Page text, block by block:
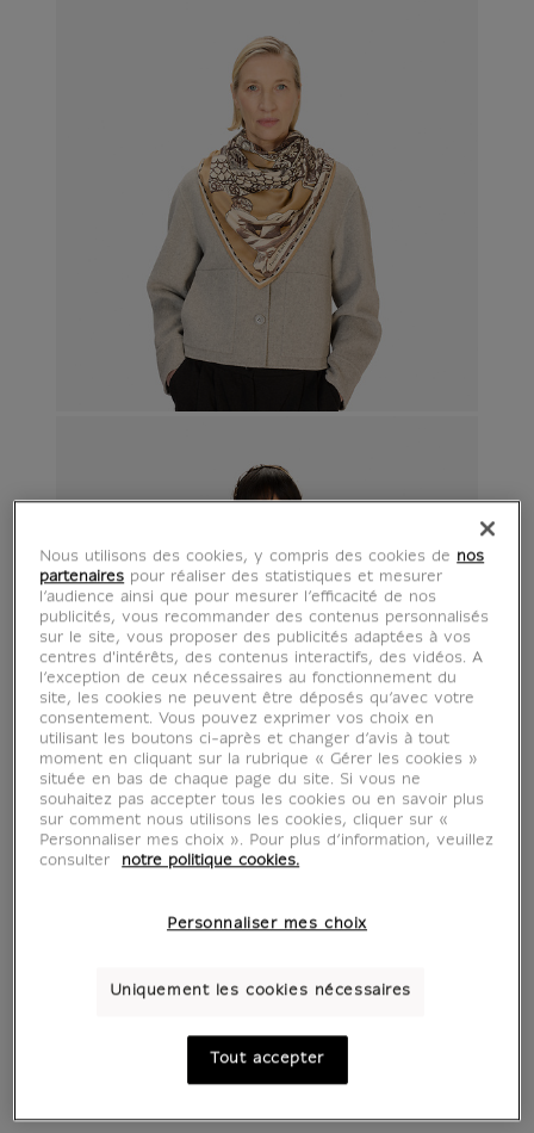
Carré Inoui Archives
naturel - 130x130cm
Nous utilisons des cookies, y compris des cookies de nos
partenaires pour réaliser des statistiques et mesurer
l’audience ainsi que pour mesurer l’efficacité de nos
publicités, vous recommander des contenus personnalisés
sur le site, vous proposer des publicités adaptées à vos
centres d'intérêts, des contenus interactifs, des vidéos. A
l’exception de ceux nécessaires au fonctionnement du
site, les cookies ne peuvent être déposés qu’avec votre
consentement. Vous pouvez exprimer vos choix en
utilisant les boutons ci-après et changer d’avis à tout
moment en cliquant sur la rubrique « Gérer les cookies »
située en bas de chaque page du site. Si vous ne
souhaitez pas accepter tous les cookies ou en savoir plus
sur comment nous utilisons les cookies, cliquer sur «
Personnaliser mes choix ». Pour plus d’information, veuillez
consulter
notre politique cookies.
Personnaliser mes choix
Uniquement les cookies nécessaires
Tout accepter